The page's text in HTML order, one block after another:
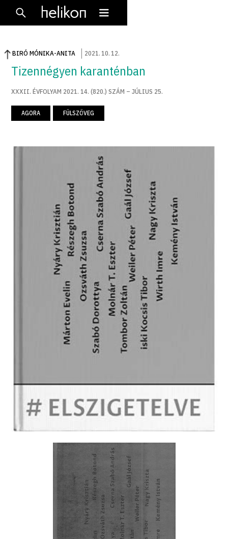
BIRÓ MÓNIKA-ANITA 2021. 10. 12.
Tizennégyen karanténban
XXXII. ÉVFOLYAM 2021. 14. (820.) SZÁM – JÚLIUS 25.
AGORA FÜLSZÖVEG